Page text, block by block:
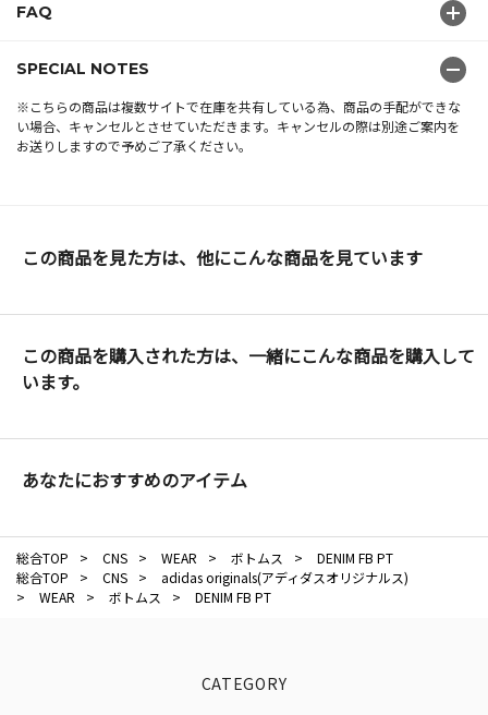
FAQ
SPECIAL NOTES
※こちらの商品は複数サイトで在庫を共有している為、商品の手配ができな
い場合、キャンセルとさせていただきます。キャンセルの際は別途ご案内を
お送りしますので予めご了承ください。
この商品を見た方は、他にこんな商品を見ています
この商品を購入された方は、一緒にこんな商品を購入して
います。
あなたにおすすめのアイテム
総合TOP > CNS > WEAR > ボトムス >
DENIM FB PT
総合TOP
> CNS >
adidas originals(アディダスオリジナルス)
>
WEAR > ボトムス > DENIM FB PT
CATEGORY